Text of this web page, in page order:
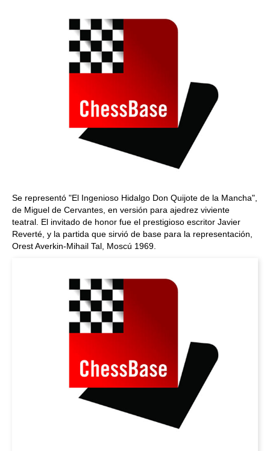
Se representó "El Ingenioso Hidalgo Don Quijote de la Mancha",
de Miguel de Cervantes, en versión para ajedrez viviente
teatral. El invitado de honor fue el prestigioso escritor Javier
Reverté, y la partida que sirvió de base para la representación,
Orest Averkin-Mihail Tal, Moscú 1969.